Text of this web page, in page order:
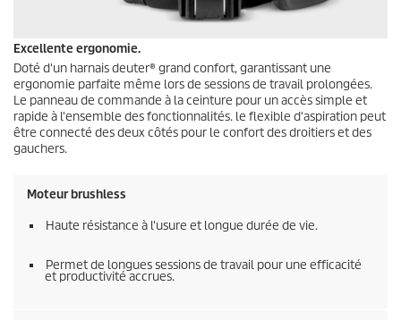
Excellente ergonomie.
Doté d'un harnais deuter® grand confort, garantissant une
ergonomie parfaite même lors de sessions de travail prolongées.
Le panneau de commande à la ceinture pour un accès simple et
rapide à l'ensemble des fonctionnalités. le flexible d'aspiration peut
être connecté des deux côtés pour le confort des droitiers et des
gauchers.
Moteur brushless
Haute résistance à l'usure et longue durée de vie.
Permet de longues sessions de travail pour une efficacité
et productivité accrues.